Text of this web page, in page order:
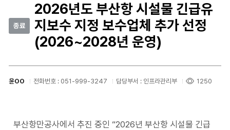
종료
2026년도 부산항 시설물 긴급유
지보수 지정 보수업체 추가 선정
(2026~2028년 운영)
윤OO 전화번호 : 051-999-3247 담당부서 : 인프라관리부 1250
부산항만공사에서 추진 중인 “2026년 부산항 시설물 긴급